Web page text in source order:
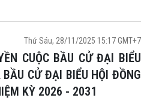
Thứ Sáu, 28/11/2025 15:17 GMT+7
BẦU CỬ ĐẠI BIỂU HỘI ĐỒNG
KỲ 2026 - 2031